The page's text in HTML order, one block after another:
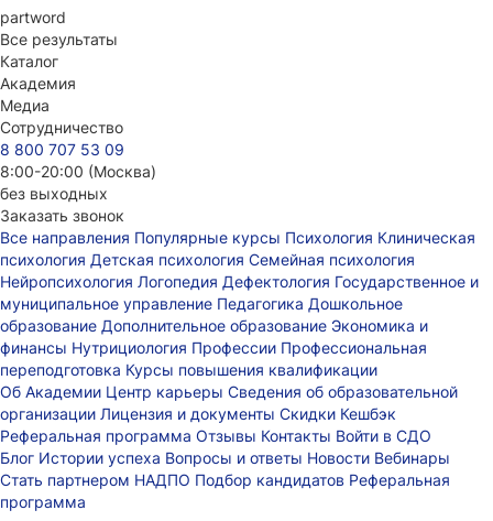
partword
Все результаты
Каталог
Академия
Медиа
Сотрудничество
8 800 707 53 09
8:00-20:00 (Москва)
без выходных
Заказать звонок
Все направления Популярные курсы Психология Клиническая
психология Детская психология Семейная психология
Нейропсихология Логопедия Дефектология Государственное и
муниципальное управление Педагогика Дошкольное
образование Дополнительное образование Экономика и
финансы Нутрициология Профессии Профессиональная
переподготовка Курсы повышения квалификации
Об Академии Центр карьеры Сведения об образовательной
организации Лицензия и документы Скидки Кешбэк
Реферальная программа Отзывы Контакты Войти в СДО
Блог Истории успеха Вопросы и ответы Новости Вебинары
Стать партнером НАДПО Подбор кандидатов Реферальная
программа